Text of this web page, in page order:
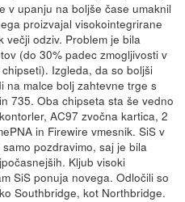
v upanju na boljše čase umaknil
proizvajal visokointegrirane
večji odziv. Problem je bila
(do 30% padec zmogljivosti v
Izgleda, da so boljši
na malce bolj zahtevne trge s
735. Oba chipseta sta še vedno
AC97 zvočna kartica, 2
in Firewire vmesnik. SiS v
pozdravimo, saj je bila
Kljub visoki
SiS ponuja novega. Odločili so
Southbridge, kot Northbridge.